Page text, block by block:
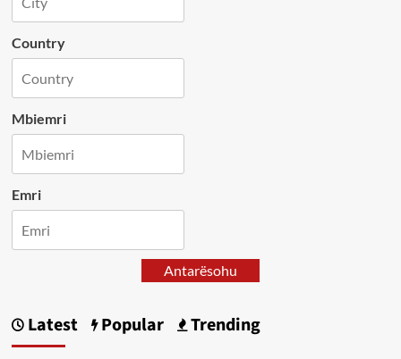
Country
Mbiemri
Emri
Antarësohu
Latest Popular Trending